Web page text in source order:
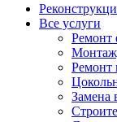
Все услуги
Ремонт
Ремонт
Замена